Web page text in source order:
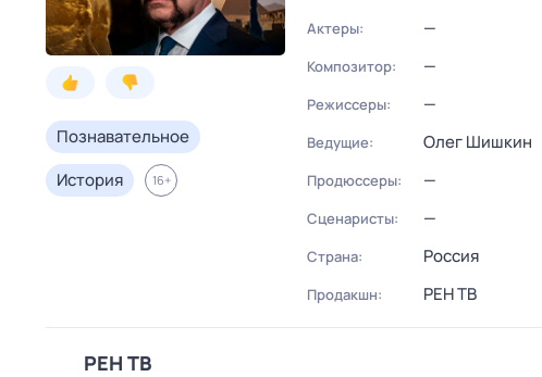
Познавательное
История
16+
Актеры: —
Композитор: —
Режиссеры: —
Ведущие: Олег Шишкин
Продюссеры: —
Сценаристы: —
Страна: Россия
Продакшн: РЕН ТВ
РЕН ТВ